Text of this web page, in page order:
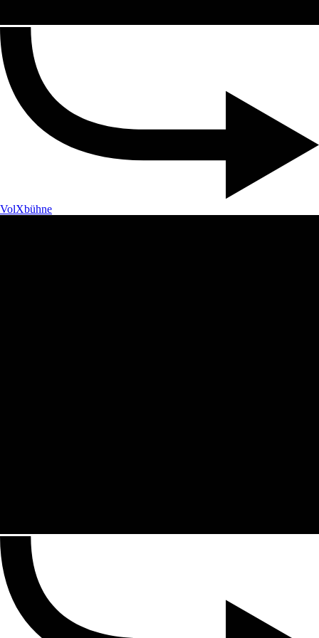
VolXbühne